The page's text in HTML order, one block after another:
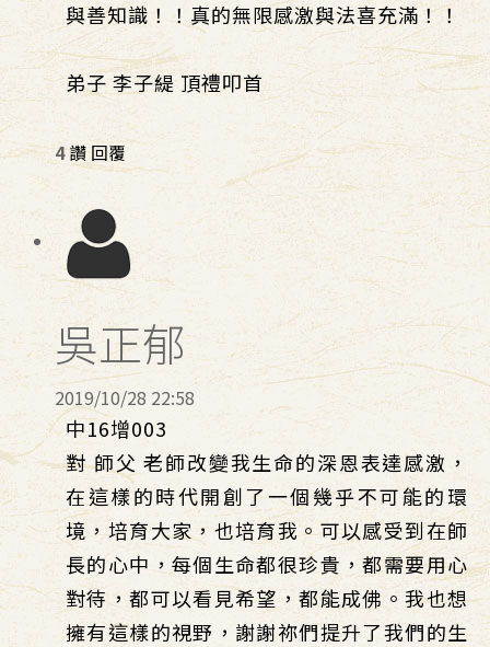
與善知識！！真的無限感激與法喜充滿！！
弟子 李子緹 頂禮叩首
4 讚 回覆
吳正郁
2019/10/28 22:58
中16增003
對 師父 老師改變我生命的深恩表達感激，
在這樣的時代開創了一個幾乎不可能的環
境，培育大家，也培育我。可以感受到在師
長的心中，每個生命都很珍貴，都需要用心
對待，都可以看見希望，都能成佛。我也想
擁有這樣的視野，謝謝祢們提升了我們的生